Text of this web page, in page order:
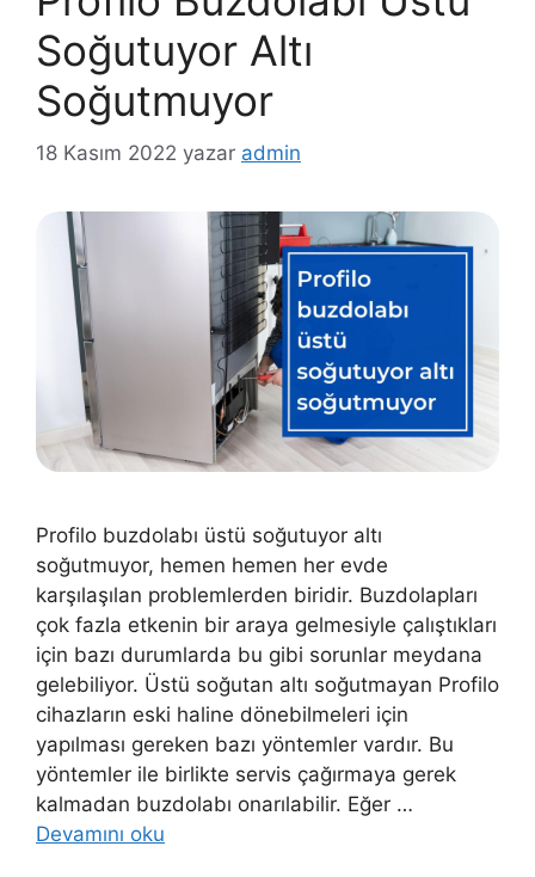
Soğutuyor Altı
Soğutmuyor
18 Kasım 2022 yazar admin
Profilo buzdolabı üstü soğutuyor altı
soğutmuyor, hemen hemen her evde
karşılaşılan problemlerden biridir. Buzdolapları
çok fazla etkenin bir araya gelmesiyle çalıştıkları
için bazı durumlarda bu gibi sorunlar meydana
gelebiliyor. Üstü soğutan altı soğutmayan Profilo
cihazların eski haline dönebilmeleri için
yapılması gereken bazı yöntemler vardır. Bu
yöntemler ile birlikte servis çağırmaya gerek
kalmadan buzdolabı onarılabilir. Eğer …
Devamını oku